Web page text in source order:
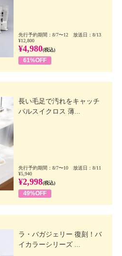
先行予約期間：8/7〜12 放送日：8/13
¥12,800
¥4,980(税込)
61%OFF
長い毛足で汚れをキャッチ
パルスイクロス 薄...
先行予約期間：8/7〜10 放送日：8/11
¥5,940
¥2,998(税込)
49%OFF
ラ・バガジェリー 復刻！バ
イカラーシリーズ ...